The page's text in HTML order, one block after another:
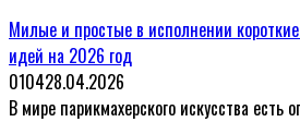
Милые и простые в исполнении
идей на 2026 год
010428.04.2026
В мире парикмахерского искусства есть